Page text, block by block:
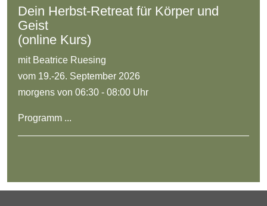
Dein Herbst-Retreat für Körper und
Geist
(online Kurs)
mit Beatrice Ruesing
vom 19.-26. September 2026
morgens von 06:30 - 08:00 Uhr
Programm ...